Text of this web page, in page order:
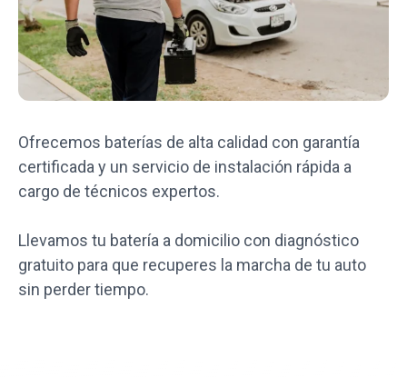
Ofrecemos baterías de alta calidad con garantía
certificada y un servicio de instalación rápida a
cargo de técnicos expertos.
Llevamos tu batería a domicilio con diagnóstico
gratuito para que recuperes la marcha de tu auto
sin perder tiempo.